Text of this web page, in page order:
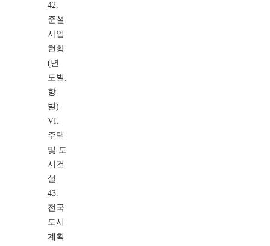
42.
준설
사업
현황
(년
도별,
항
별)
VI.
주택
및 도
시건
설
43.
전국
도시
계획